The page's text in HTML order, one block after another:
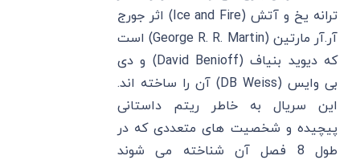
ترانه یخ و آتش (Ice and Fire) اثر جورج
آر.آر مارتین (George R. R. Martin) است
که دیوید بنیاف (David Benioff) و دی
بی وایس (DB Weiss) آن را ساخته اند.
این سریال به خاطر ریتم داستانی
پیچیده و شخصیت های متعددی که در
طول 8 فصل آن شناخته می شوند